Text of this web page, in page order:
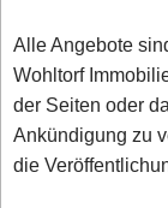
Alle Angebote
Wohltorf
der Seiten oder
Ankündigung zu
die